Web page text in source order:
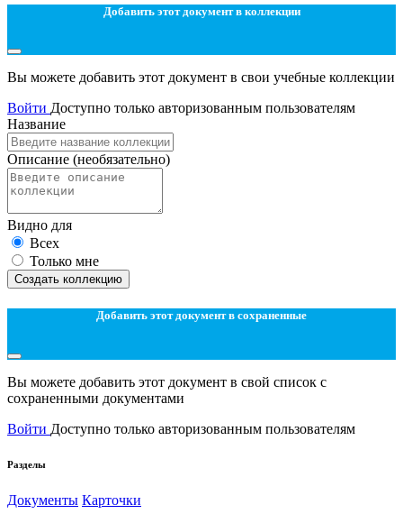
Добавить этот документ в коллекции
Вы можете добавить этот документ в свои учебные коллекции
Войти Доступно только авторизованным пользователям
Название
Описание (необязательно)
Видно для
Всех
Только мне
Создать коллекцию
Добавить этот документ в сохраненные
Вы можете добавить этот документ в свой список с
сохраненными документами
Войти Доступно только авторизованным пользователям
Разделы
Документы Карточки